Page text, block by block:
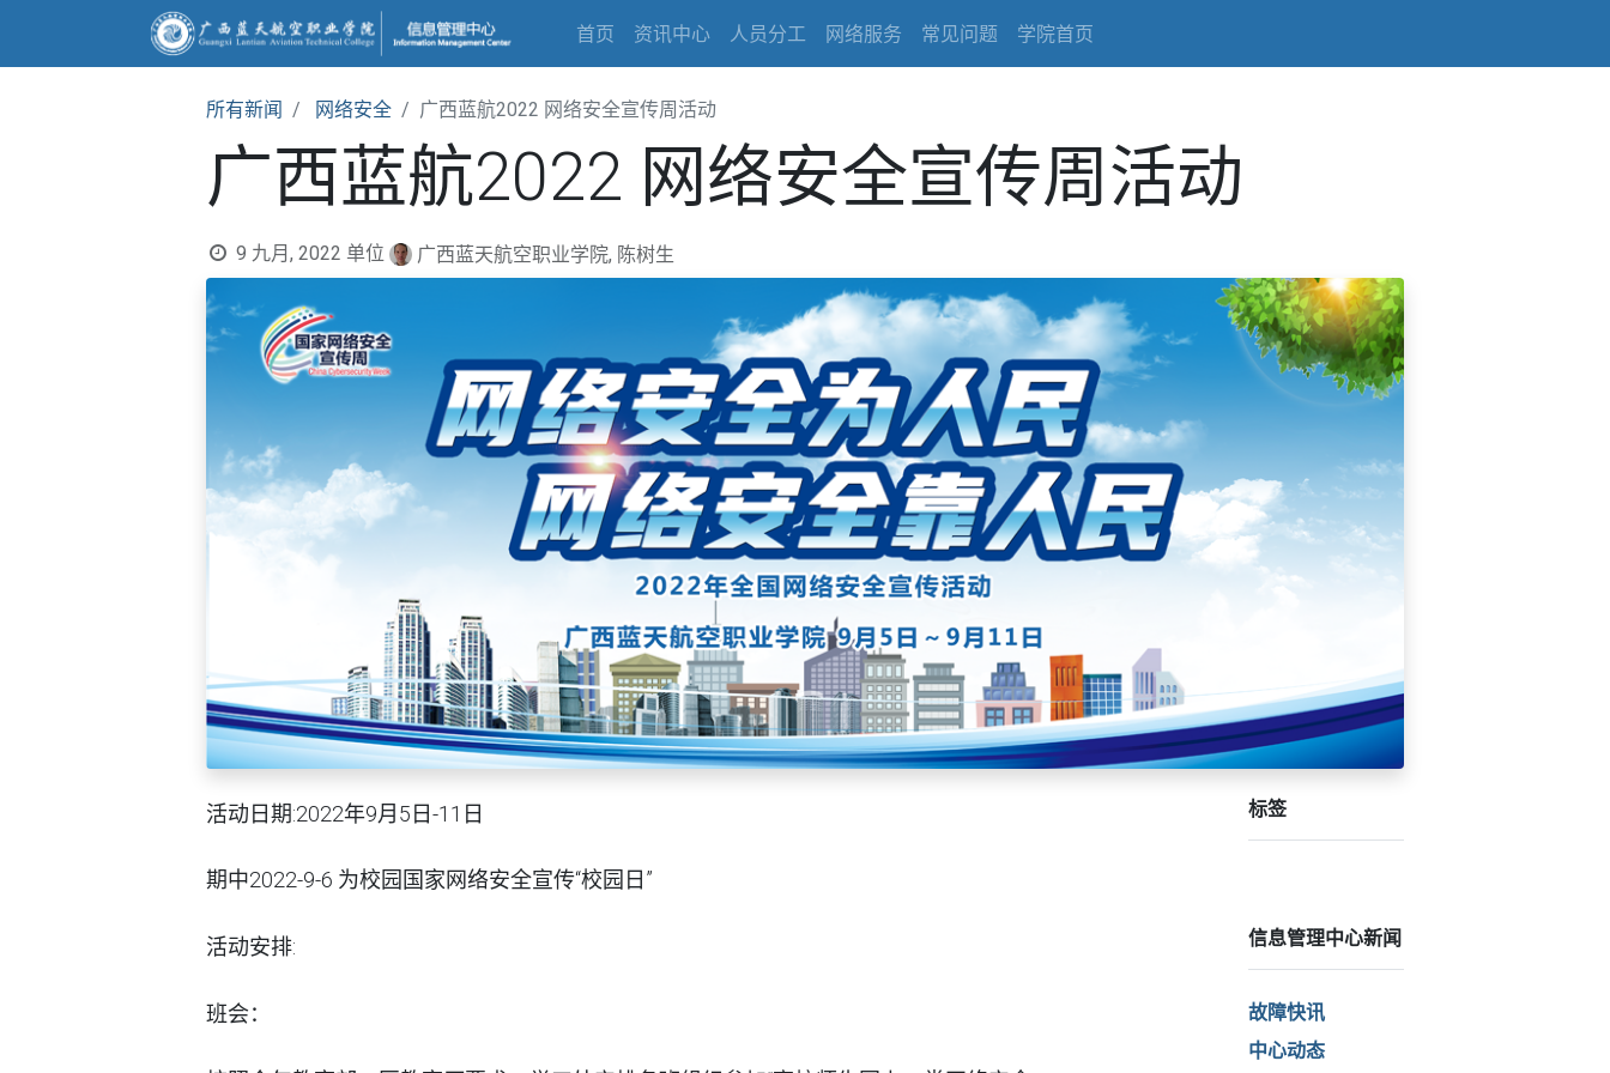
首页 资讯中心 人员分工 网络服务 常见问题 学院首页
所有新闻 网络安全 广西蓝航2022 网络安全宣传周活动
广西蓝航2022 网络安全宣传周活动
9 九月, 2022 单位 广西蓝天航空职业学院, 陈树生
活动日期:2022年9月5日-11日
期中2022-9-6 为校园国家网络安全宣传“校园日”
活动安排:
班会：
标签
信息管理中心新闻
故障快讯
中心动态